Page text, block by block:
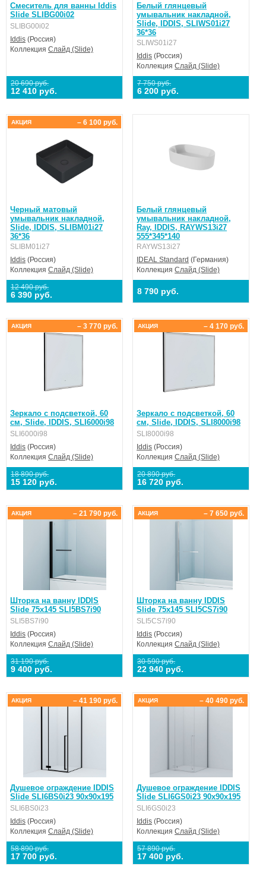
Смеситель для ванны Iddis
Slide SLIBG00i02
SLIBG00i02
Iddis (Россия)
Коллекция Слайд (Slide)
20 690 руб.
12 410 руб.
Белый глянцевый
умывальник накладной,
Slide, IDDIS, SLIWS01i27
36*36
SLIWS01i27
Iddis (Россия)
КоллекцияСлайд (Slide)
7 750 руб.
6 200 руб.
Черный матовый
умывальник накладной,
Slide, IDDIS, SLIBM01i27
36*36
SLIBM01i27
Iddis (Россия)
Коллекция Слайд (Slide)
12 490 руб.
6 390 руб.
– 6 100 руб.
АКЦИЯ
Белый глянцевый
умывальник накладной,
Ray, IDDIS, RAYWS13i27
555*345*140
RAYWS13i27
IDEAL Standard (Германия)
КоллекцияСлайд (Slide)
8 790 руб.
Зеркало с подсветкой, 60
см, Slide, IDDIS, SLI6000i98
SLI6000i98
Iddis (Россия)
Коллекция Слайд (Slide)
18 890 руб.
15 120 руб.
– 3 770 руб.
АКЦИЯ
Зеркало с подсветкой, 60
см, Slide, IDDIS, SLI8000i98
SLI8000i98
Iddis (Россия)
КоллекцияСлайд (Slide)
20 890 руб.
16 720 руб.
– 4 170 руб.
АКЦИЯ
Шторка на ванну IDDIS
Slide 75х145 SLI5BS7i90
SLI5BS7i90
Iddis (Россия)
Коллекция Слайд (Slide)
31 190 руб.
9 400 руб.
– 21 790 руб.
АКЦИЯ
Шторка на ванну IDDIS
Slide 75х145 SLI5CS7i90
SLI5CS7i90
Iddis (Россия)
КоллекцияСлайд (Slide)
30 590 руб.
22 940 руб.
– 7 650 руб.
АКЦИЯ
Душевое ограждение IDDIS
Slide SLI6BS0i23 90x90x195
SLI6BS0i23
Iddis (Россия)
Коллекция Слайд (Slide)
58 890 руб.
17 700 руб.
– 41 190 руб.
АКЦИЯ
Душевое ограждение IDDIS
Slide SLI6GS0i23 90x90x195
SLI6GS0i23
Iddis (Россия)
КоллекцияСлайд (Slide)
57 890 руб.
17 400 руб.
– 40 490 руб.
АКЦИЯ